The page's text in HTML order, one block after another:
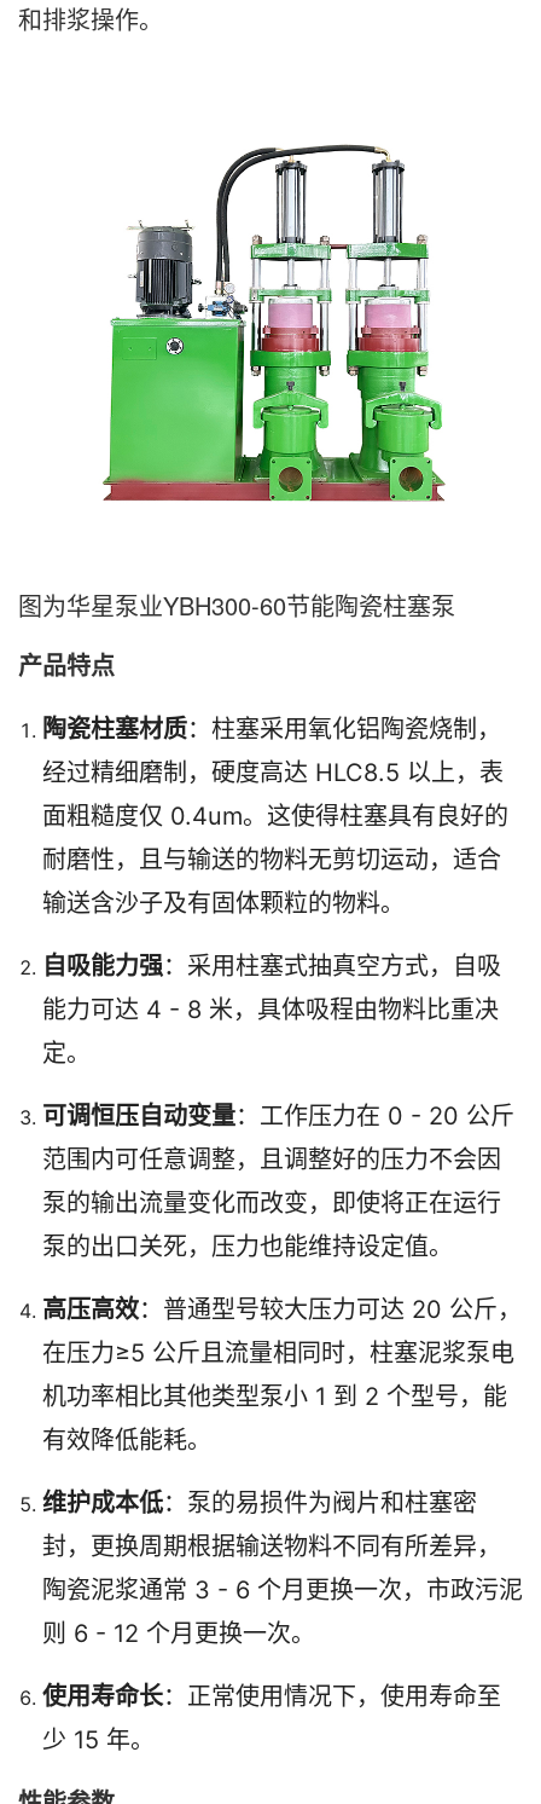
和排浆操作。
图为华星泵业YBH300-60节能陶瓷柱塞泵
产品特点
陶瓷柱塞材质：柱塞采用氧化铝陶瓷烧制，
经过精细磨制，硬度高达 HLC8.5 以上，表
面粗糙度仅 0.4um。这使得柱塞具有良好的
耐磨性，且与输送的物料无剪切运动，适合
输送含沙子及有固体颗粒的物料。
自吸能力强：采用柱塞式抽真空方式，自吸
能力可达 4 - 8 米，具体吸程由物料比重决
定。
可调恒压自动变量：工作压力在 0 - 20 公斤
范围内可任意调整，且调整好的压力不会因
泵的输出流量变化而改变，即使将正在运行
泵的出口关死，压力也能维持设定值。
高压高效：普通型号较大压力可达 20 公斤，
在压力≥5 公斤且流量相同时，柱塞泥浆泵电
机功率相比其他类型泵小 1 到 2 个型号，能
有效降低能耗。
维护成本低：泵的易损件为阀片和柱塞密
封，更换周期根据输送物料不同有所差异，
陶瓷泥浆通常 3 - 6 个月更换一次，市政污泥
则 6 - 12 个月更换一次。
使用寿命长：正常使用情况下，使用寿命至
少 15 年。